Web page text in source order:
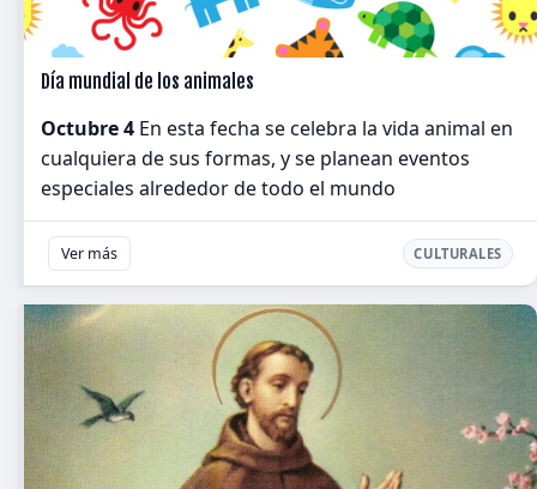
Día mundial de los animales
Octubre 4 En esta fecha se celebra la vida animal en
cualquiera de sus formas, y se planean eventos
especiales alrededor de todo el mundo
Ver más CULTURALES